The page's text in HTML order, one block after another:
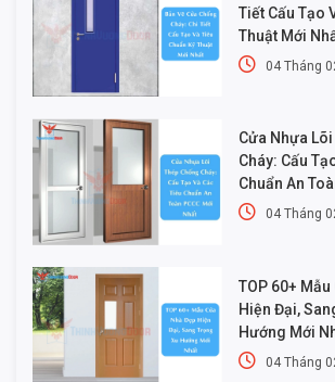
Tiết Cấu Tạo
Thuật Mới
04 Tháng
Cửa Nhựa
Cháy: Cấu
Chuẩn An
04 Tháng
TOP 60+
Hiện Đại,
Hướng Mới
04 Tháng